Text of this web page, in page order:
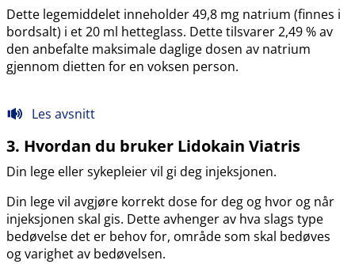
Dette legemiddelet inneholder 49,8 mg natrium (finnes i
bordsalt) i et 20 ml hetteglass. Dette tilsvarer 2,49 % av
den anbefalte maksimale daglige dosen av natrium
gjennom dietten for en voksen person.
Les avsnitt
3. Hvordan du bruker Lidokain Viatris
Din lege eller sykepleier vil gi deg injeksjonen.
Din lege vil avgjøre korrekt dose for deg og hvor og når
injeksjonen skal gis. Dette avhenger av hva slags type
bedøvelse det er behov for, område som skal bedøves
og varighet av bedøvelsen.